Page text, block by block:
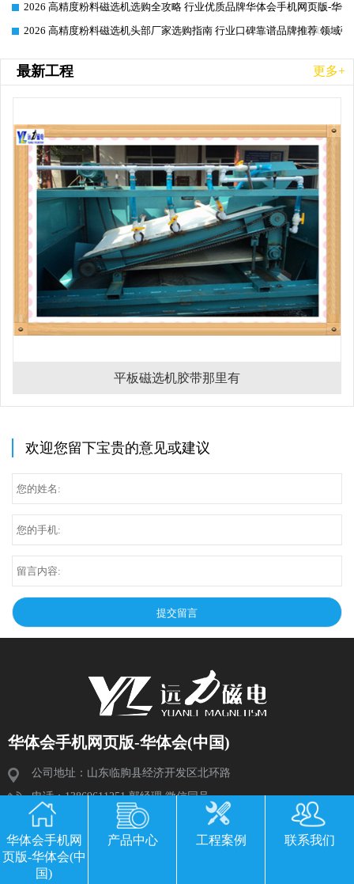
2026-06-26
2026 高精度粉料磁选机选购全攻略 行业优质品牌华体会手机网页版-华
2026-06-26
2026 高精度粉料磁选机头部厂家选购指南 行业口碑靠谱品牌推荐 领域
最新工程 更多+
平板磁选机胶带那里有
欢迎您留下宝贵的意见或建议
华体会手机网页版-华体会(中国)
公司地址：山东临朐县经济开发区北环路
电话：13869611251 郭经理 微信同号
传真：0536-3435877
邮箱：2534224609@qq.com
华体会手机网
页版-华体会(中
国)
产品中心 工程案例 联系我们